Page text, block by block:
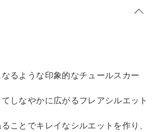
るような印象的なチュールスカー
しなやかに広がるフレアシルエット
ことでキレイなシルエットを作り、